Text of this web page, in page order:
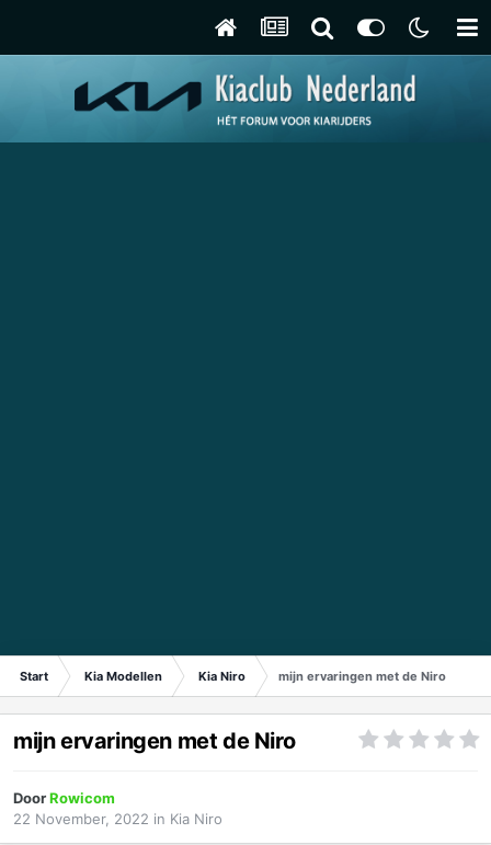
Start Kia Modellen Kia Niro mijn ervaringen met de Niro
mijn ervaringen met de Niro
DoorRowicom
22 November, 2022 in Kia Niro